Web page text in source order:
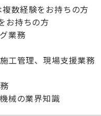
数経験をお持ちの方
お持ちの方
業務
工管理、現場支援業務
械の業界知識